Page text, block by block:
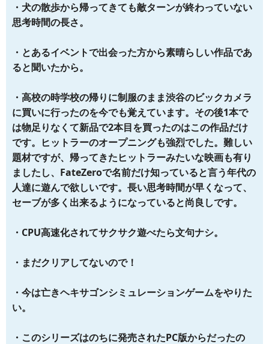
・犬の散歩から帰ってきても敵ターンが終わっていない
思考時間の長さ。
・とあるイベントで出会った方から素晴らしい作品であ
ると聞いたから。
・高校の時学校の帰りに制服のまま渋谷のビックカメラ
に買いに行ったのを今でも覚えています。その後1本で
は物足りなくて新品で2本目を買ったのはこの作品だけ
です。ヒットラーのオープニングも強烈でした。難しい
題材ですが、帰ってきたヒットラーみたいな映画も有り
ましたし、FateZeroで名前だけ知っていると言う年代の
人達に遊んで欲しいです。長い思考時間が早くなって、
セーブが多く出来るようになっていると尚良しです。
・CPU高速化されてサクサク遊べたら文句ナシ。
・まだクリアしてないので！
・今は亡きヘキサゴンシミュレーションゲームをやりた
い。
・このシリーズはのちに発売されたPC版からだったの